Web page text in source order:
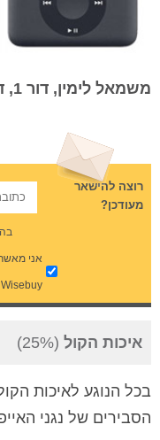
משמאל לימין, דור 1, דור 2, דור 3
רוצה להישאר
מעודכן?
אני
Wisebuy
איכות הקול (25%)
בכל הנוגע לאיכות
הסבירים של נגני